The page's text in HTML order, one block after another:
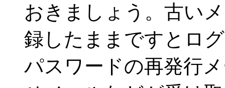
おきましょう。古い
録したままですとロ
パスワードの再発行